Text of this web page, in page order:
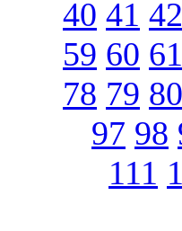
40 41 42
59 60 61
78 79 80
97 98
111